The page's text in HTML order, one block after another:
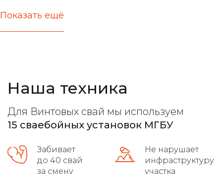
актуальные цены
все виды фундамента лучшие марки бетона
расчет максимальной нагрузки
распушовка свай для монолитных плит
Показать ещё
Наша техника
Для Винтовых свай мы используем
15 сваебойных установок МГБУ
Забивает
до 40 свай
за смену
Не нарушает
инфраструктуру
участка